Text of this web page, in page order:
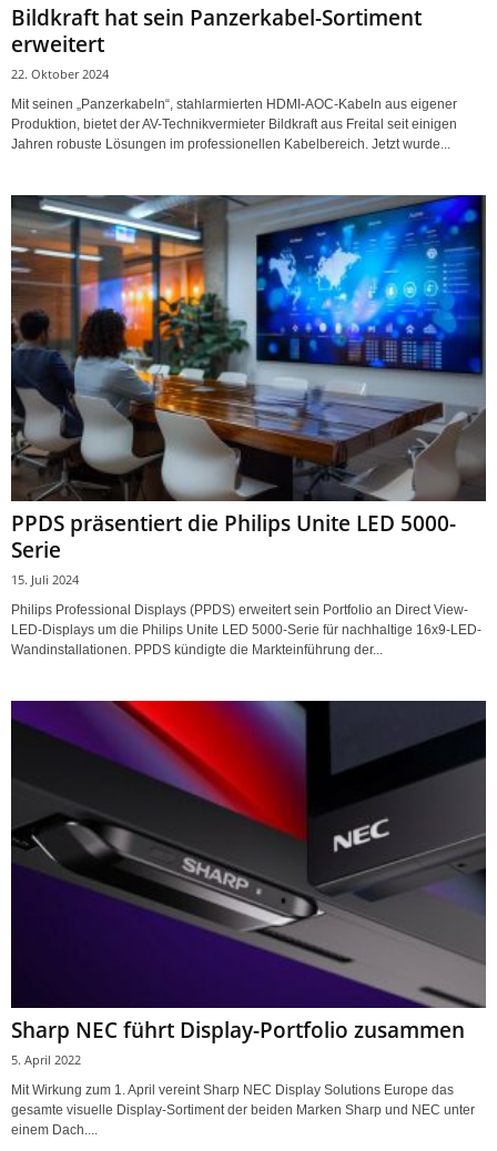
Bildkraft hat sein Panzerkabel-Sortiment
erweitert
22. Oktober 2024
Mit seinen „Panzerkabeln“, stahlarmierten HDMI-AOC-Kabeln aus eigener
Produktion, bietet der AV-Technikvermieter Bildkraft aus Freital seit einigen
Jahren robuste Lösungen im professionellen Kabelbereich. Jetzt wurde...
PPDS präsentiert die Philips Unite LED 5000-
Serie
15. Juli 2024
Philips Professional Displays (PPDS) erweitert sein Portfolio an Direct View-
LED-Displays um die Philips Unite LED 5000-Serie für nachhaltige 16x9-LED-
Wandinstallationen. PPDS kündigte die Markteinführung der...
Sharp NEC führt Display-Portfolio zusammen
5. April 2022
Mit Wirkung zum 1. April vereint Sharp NEC Display Solutions Europe das
gesamte visuelle Display-Sortiment der beiden Marken Sharp und NEC unter
einem Dach....